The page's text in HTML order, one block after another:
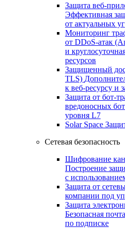
Защита веб-
Эффективная
от актуальных
Мониторинг
от DDoS‑атак
и
ресурсов
Защищенный
TLS)
к веб‑ресурсу и
Защита от
вредоносных
уровня L7
Solar Space
Сетевая безопасность
Шифрование
Построение
с
Защита от
компании под
Защита
Безопасная
по подписке